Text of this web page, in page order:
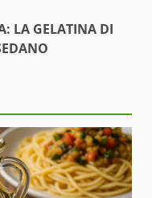
LA GELATINA DI